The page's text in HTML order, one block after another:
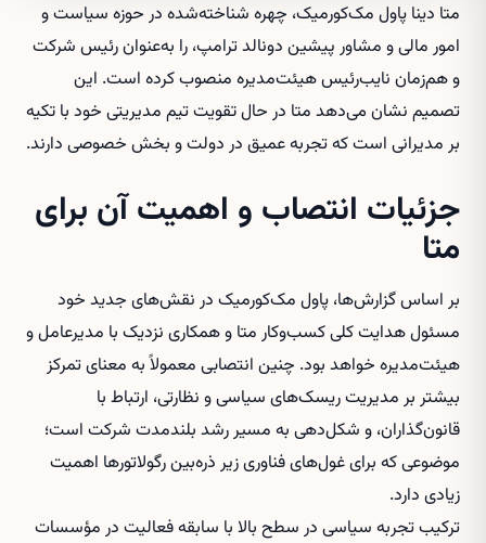
متا دینا پاول مک‌کورمیک، چهره شناخته‌شده در حوزه سیاست و
امور مالی و مشاور پیشین دونالد ترامپ، را به‌عنوان رئیس شرکت
و هم‌زمان نایب‌رئیس هیئت‌مدیره منصوب کرده است. این
تصمیم نشان می‌دهد متا در حال تقویت تیم مدیریتی خود با تکیه
بر مدیرانی است که تجربه عمیق در دولت و بخش خصوصی دارند.
جزئیات انتصاب و اهمیت آن برای
متا
بر اساس گزارش‌ها، پاول مک‌کورمیک در نقش‌های جدید خود
مسئول هدایت کلی کسب‌وکار متا و همکاری نزدیک با مدیرعامل و
هیئت‌مدیره خواهد بود. چنین انتصابی معمولاً به معنای تمرکز
بیشتر بر مدیریت ریسک‌های سیاسی و نظارتی، ارتباط با
قانون‌گذاران، و شکل‌دهی به مسیر رشد بلندمدت شرکت است؛
موضوعی که برای غول‌های فناوری زیر ذره‌بین رگولاتورها اهمیت
زیادی دارد.
ترکیب تجربه سیاسی در سطح بالا با سابقه فعالیت در مؤسسات